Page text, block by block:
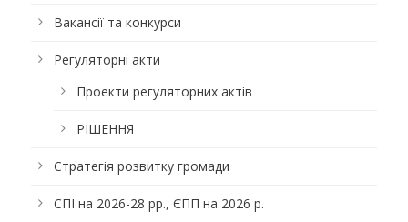
Вакансії та конкурси
Регуляторні акти
Проекти регуляторних актів
РІШЕННЯ
Стратегія розвитку громади
СПІ на 2026-28 рр., ЄПП на 2026 р.